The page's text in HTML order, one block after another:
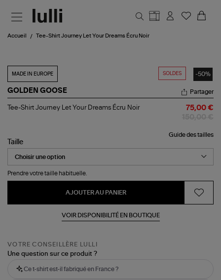
Accueil Tee-Shirt Journey Let Your Dreams Écru Noir
SOLDES -50%
MADE IN EUROPE
GOLDEN GOOSE
Tee-
Your
Dreams
Écru
Noir
Partager
Tee-Shirt Journey Let Your Dreams Écru Noir 75,00 €
Guide des tailles
Taille
Prendre votre taille habituelle.
AJOUTER AU PANIER
VOIR DISPONIBILITÉ EN BOUTIQUE
VOTRE CONSEILLÈRE LULLI
Une question sur ce produit ?
Ce t-shirt est-il fabriqué en France ?